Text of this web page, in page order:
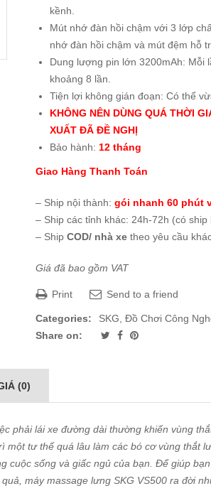
kềnh.
Mút nhớ đàn hồi chậm với 3 lớp
nhớ đàn hồi chậm và mút đệm hỗ
Dung lượng pin lớn 3200mAh: Mỗi
khoảng 8 lần.
Tiện lợi không gián đoạn: Có thể
KHÔNG NÊN DÙNG QUÁ THỜI
XUẤT ĐÃ ĐỀ NGHỊ
Bảo hành: 12 tháng
Giao Hàng Thanh Toán
– Ship nội thành: gói nhanh 60 phút
– Ship các tỉnh khác: 24h-72h (có ship
– Ship COD/ nhà xe theo yêu cầu
Giá đã bao gồm VAT
Print Send to a friend
Categories: SKG Đồ Chơi Công
Share on:
(0)
phải lái xe đường dài thường khiến vùng
tư thế quá lâu làm các bó cơ vùng thắt
cuộc sống và giấc ngủ của bạn. Để giúp
máy massage lưng SKG VS500 ra đời